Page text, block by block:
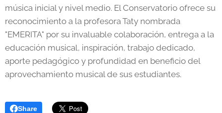
música inicial y nivel medio. El Conservatorio ofrece su
reconocimiento a la profesora Taty nombrada
"EMERITA" por su invaluable colaboración, entrega a la
educación musical, inspiración, trabajo dedicado,
aporte pedagógico y profundidad en beneficio del
aprovechamiento musical de sus estudiantes.
Share